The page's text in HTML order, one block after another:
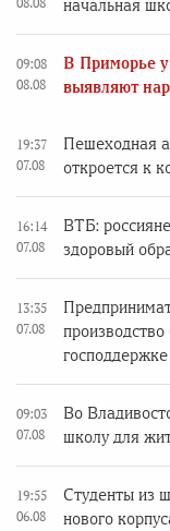
начальная
09:08
08.08
В Приморье у
выявляют
19:37
07.08
Пешеходная
откроется к
16:14
07.08
ВТБ:
здоровый
13:35
07.08
господдержке
09:03
07.08
Во
школу для
19:55
06.08
Студенты из
нового